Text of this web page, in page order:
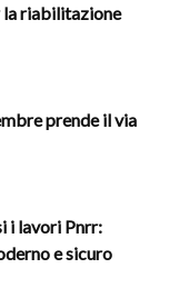
riabilitazione
prende il via
i lavori Pnrr:
e sicuro